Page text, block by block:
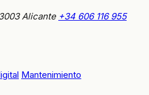
Alicante +34 606 116 955
Mantenimiento